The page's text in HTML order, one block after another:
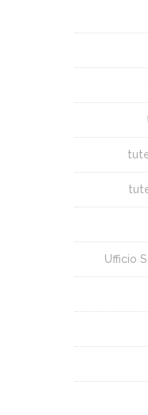
Ufficio